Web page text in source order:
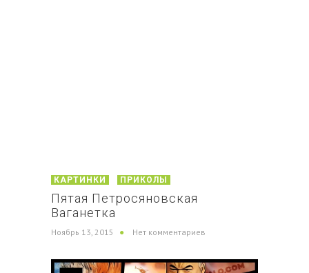
КАРТИНКИ ПРИКОЛЫ
Пятая Петросяновская
Ваганетка
Ноябрь 13, 2015 Нет комментариев